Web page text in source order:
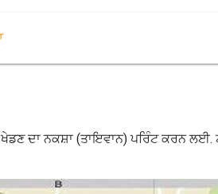
ਦਾ ਨਕਸ਼ਾ (ਤਾਇਵਾਨ) ਪਰਿੰਟ ਕਰਨ